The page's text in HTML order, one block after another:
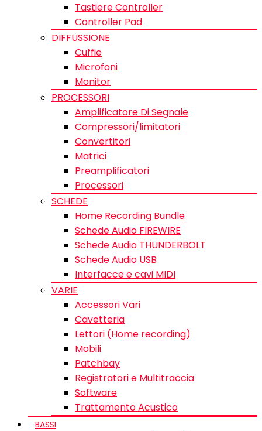
Tastiere Controller
Controller Pad
DIFFUSSIONE
Cuffie
Microfoni
Monitor
PROCESSORI
Amplificatore Di Segnale
Compressori/limitatori
Convertitori
Matrici
Preamplificatori
Processori
SCHEDE
Home Recording Bundle
Schede Audio FIREWIRE
Schede Audio THUNDERBOLT
Schede Audio USB
Interfacce e cavi MIDI
VARIE
Accessori Vari
Cavetteria
Lettori (Home recording)
Mobili
Patchbay
Registratori e Multitraccia
Software
Trattamento Acustico
BASSI